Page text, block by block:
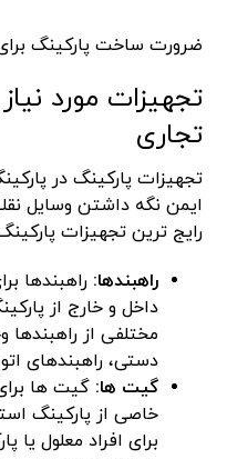
ضرورت ساخت پارکینگ
تجهیزات مورد
تجاری
تجهیزات پارکینگ در
ایمن نگه داشتن وسایل
رایج ترین تجهیزات
راهبندها: راهبندها
داخل و خارج از
مختلفی از راهبندها
دستی، راهبندهای
گیت ها: گیت ها
خاصی از پارکینگ
برای افراد معلول یا